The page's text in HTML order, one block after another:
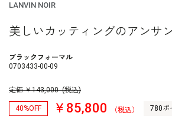
LANVIN NOIR
美しいカッティングのアンサ
ブラックフォーマル
0703433-00-09
定価 ￥143,000 (税込)
40%OFF ￥85,800 （税込） 780ポ